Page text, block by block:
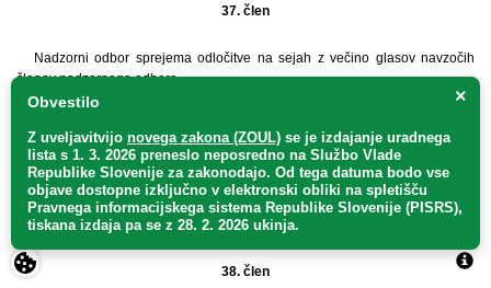
37. člen
Nadzorni odbor sprejema odločitve na sejah z večino glasov navzočih
članov nadzornega odbora.
Seje nadzornega odbora sklicuje predsednik nadzornega odbora na lastno
Seje nadzornega odbora so javne, razen kadar je nadzorni odbor dolžan
varovati osebne podatke ter državne, uradne in poslovne skrivnosti, ki so
tako opredeljene z zakonom, drugimi predpisi ali z akti občinskega sveta in
organizacij porabnikov proračunskih sredstev in ko je to potrebno za
spoštovanje dostojanstva, dobrega imena in integritete posameznikov.
38. člen
×
Obvestilo
Z uveljavitvijo novega zakona (ZOUL) se je izdajanje uradnega
lista s 1. 3. 2026 preneslo neposredno na Službo Vlade
Republike Slovenije za zakonodajo. Od tega datuma bodo vse
objave dostopne izključno v elektronski obliki na spletišču
Pravnega informacijskega sistema Republike Slovenije (PISRS),
tiskana izdaja pa se z 28. 2. 2026 ukinja.